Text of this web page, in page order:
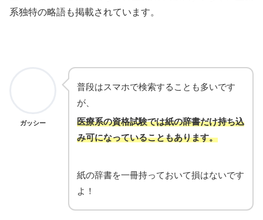
系独特の略語も掲載されています。
ガッシー
普段はスマホで検索することも多いです
が、
医療系の資格試験では紙の辞書だけ持ち込
み可になっていることもあります。
紙の辞書を一冊持っておいて損はないです
よ！